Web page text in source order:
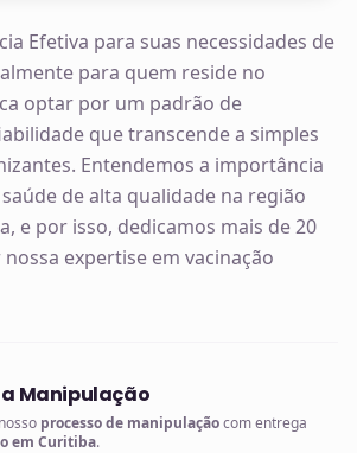
Efetiva para suas necessidades de
para quem reside no
optar por um padrão de
que transcende a simples
Entendemos a importância
de alta qualidade na região
e por isso, dedicamos mais de 20
expertise em vacinação
Manipulação
processo de manipulaçãocom entrega
em Curitiba.